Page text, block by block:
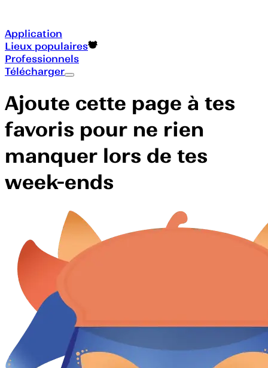
Application
Lieux populaires
Professionnels
Télécharger
Ajoute cette page à tes
favoris pour ne rien
manquer lors de tes
week-ends